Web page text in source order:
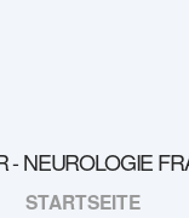
STARTSEITE